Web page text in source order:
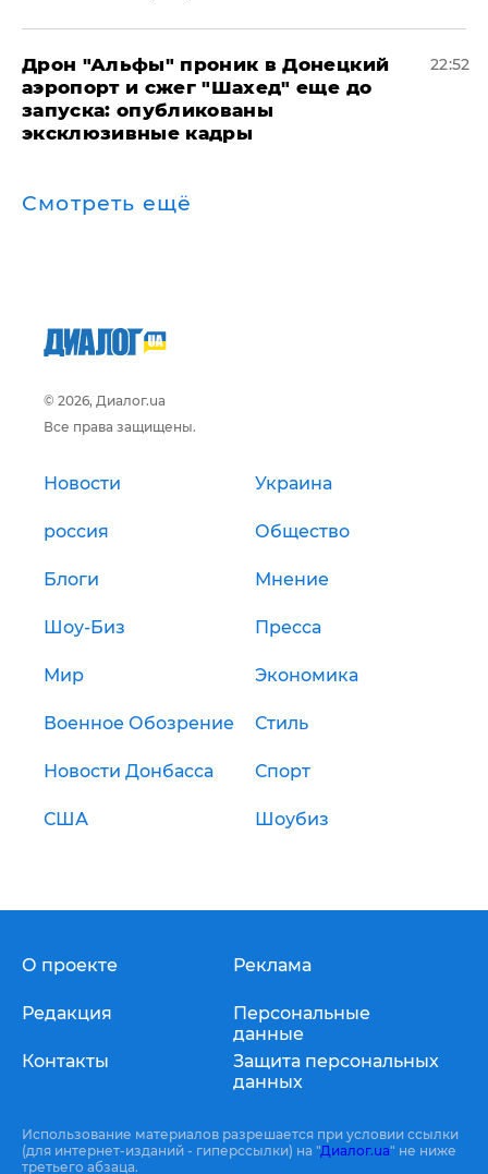
Дрон "Альфы" проник в Донецкий
аэропорт и сжег "Шахед" еще до
запуска: опубликованы
эксклюзивные кадры
22:52
Смотреть ещё
© 2026, Диалог.ua
Все права защищены.
Новости Украина
россия Общество
Блоги Мнение
Шоу-Биз Пресса
Мир Экономика
Военное Обозрение Стиль
Новости Донбасса Спорт
США Шоубиз
О проекте
Редакция
Контакты
Реклама
Персональные
данные
Защита персональных
данных
Использование материалов разрешается при условии ссылки
(для интернет-изданий - гиперссылки) на "Диалог.ua" не ниже
третьего абзаца.